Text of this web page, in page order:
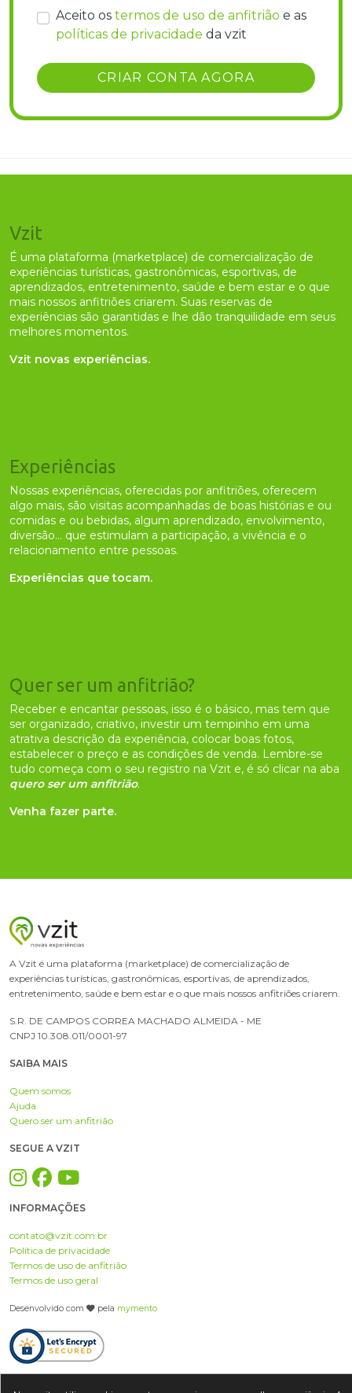
Aceito os termos de uso de anfitrião e as
políticas de privacidade da vzit
Vzit
É uma plataforma (marketplace) de comercialização de
experiências turísticas, gastronômicas, esportivas, de
aprendizados, entretenimento, saúde e bem estar e o que
mais nossos anfitriões criarem. Suas reservas de
experiências são garantidas e lhe dão tranquilidade em seus
melhores momentos.
Vzit novas experiências.
Experiências
Nossas experiências, oferecidas por anfitriões, oferecem
algo mais, são visitas acompanhadas de boas histórias e ou
comidas e ou bebidas, algum aprendizado, envolvimento,
diversão... que estimulam a participação, a vivência e o
relacionamento entre pessoas.
Experiências que tocam.
Quer ser um anfitrião?
Receber e encantar pessoas, isso é o básico, mas tem que
ser organizado, criativo, investir um tempinho em uma
atrativa descrição da experiência, colocar boas fotos,
estabelecer o preço e as condições de venda. Lembre-se
tudo começa com o seu registro na Vzit e, é só clicar na aba
quero ser um anfitrião.
Venha fazer parte.
A Vzit é uma plataforma (marketplace) de comercialização de
experiências turísticas, gastronômicas, esportivas, de aprendizados,
entretenimento, saúde e bem estar e o que mais nossos anfitriões criarem.
S.R. DE CAMPOS CORREA MACHADO ALMEIDA - ME
CNPJ 10.308.011/0001-97
SAIBA MAIS
Quem somos
Ajuda
Quero ser um anfitrião
SEGUE A VZIT
INFORMAÇÕES
contato@vzit.com.br
Política de privacidade
Termos de uso de anfitrião
Termos de uso geral
Desenvolvido com pela mymento